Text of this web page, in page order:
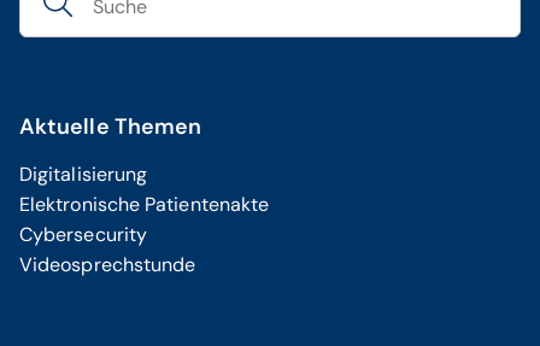
Aktuelle Themen
Digitalisierung
Elektronische Patientenakte
Cybersecurity
Videosprechstunde